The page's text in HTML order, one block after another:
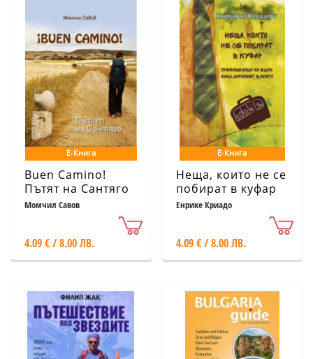
Е-Книга
Buen Camino!
Пътят на Сантяго
Момчил Савов
4.09 € / 8.00 ЛВ.
Е-Книга
Неща, които не се
побират в куфар
Енрике Криадо
4.09 € / 8.00 ЛВ.